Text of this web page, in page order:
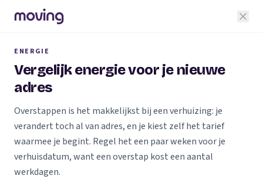
ENERGIE
Vergelijk energie voor je nieuwe
adres
Overstappen is het makkelijkst bij een verhuizing: je
verandert toch al van adres, en je kiest zelf het tarief
waarmee je begint. Regel het een paar weken voor je
verhuisdatum, want een overstap kost een aantal
werkdagen.